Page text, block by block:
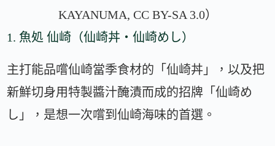
KAYANUMA, CC BY-SA 3.0）
1. 魚処 仙崎（仙崎丼・仙崎めし）
主打能品嚐仙崎當季食材的「仙崎丼」，以及把
新鮮切身用特製醬汁醃漬而成的招牌「仙崎め
し」，是想一次嚐到仙崎海味的首選。